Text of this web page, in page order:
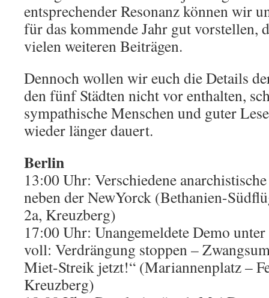
entsprechender Resonanz können wir
für das kommende Jahr gut vorstellen,
vielen weiteren Beiträgen.
Dennoch wollen wir euch die Details
den fünf Städten nicht vor enthalten,
sympathische Menschen und guter
wieder länger dauert.
Berlin
13:00 Uhr: Verschiedene
neben der NewYorck (Bethanien-
2a, Kreuzberg)
17:00 Uhr: Unangemeldete Demo
voll: Verdrängung stoppen –
Miet-Streik jetzt!“ (Mariannenplatz –
Kreuzberg)